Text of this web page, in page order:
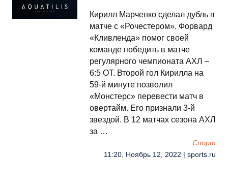
Кирилл Марченко сделал дубль в
матче с «Рочестером». Форвард
«Кливленда» помог своей
команде победить в матче
регулярного чемпионата АХЛ –
6:5 ОТ. Второй гол Кирилла на
59-й минуте позволил
«Монстерс» перевести матч в
овертайм. Его признали 3-й
звездой. В 12 матчах сезона АХЛ
за …
Спорт
11:20, Ноябрь 12, 2022 | sports.ru